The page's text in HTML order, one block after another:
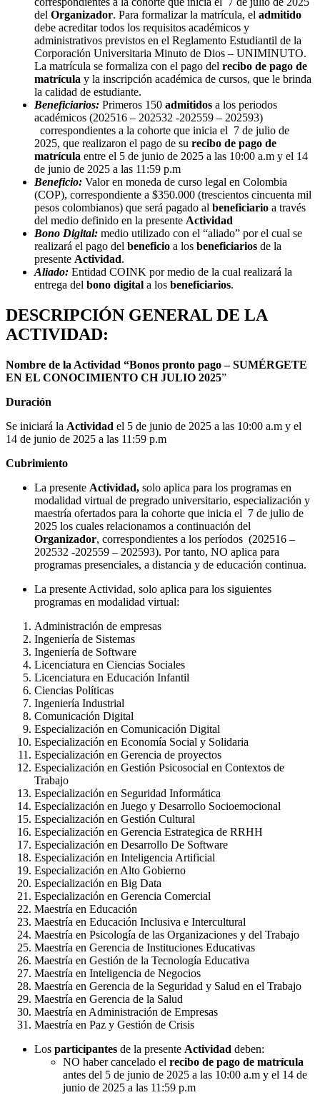
del Organizador. Para formalizar la matrícula, el admitido
debe acreditar todos los requisitos académicos y
administrativos previstos en el Reglamento Estudiantil de la
Corporación Universitaria Minuto de Dios – UNIMINUTO.
La matrícula se formaliza con el pago del recibo de pago de
matrícula y la inscripción académica de cursos, que le brinda
la calidad de estudiante.
Beneficiarios: Primeros 150 admitidos a los periodos
académicos (202516 – 202532 -202559 – 202593)
correspondientes a la cohorte que inicia el 7 de julio de
2025, que realizaron el pago de su recibo de pago de
matrícula entre el 5 de junio de 2025 a las 10:00 a.m y el 14
de junio de 2025 a las 11:59 p.m
Beneficio: Valor en moneda de curso legal en Colombia
(COP), correspondiente a $350.000 (trescientos cincuenta mil
pesos colombianos) que será pagado al beneficiario a través
del medio definido en la presente Actividad
Bono Digital: medio utilizado con el “aliado” por el cual se
realizará el pago del beneficio a los beneficiarios de la
presente Actividad.
Aliado: Entidad COINK por medio de la cual realizará la
entrega del bono digital a los beneficiarios.
DESCRIPCIÓN GENERAL DE LA
ACTIVIDAD:
Nombre de la Actividad “Bonos pronto pago –SUMÉRGETE
EN EL CONOCIMIENTO CH JULIO 2025”
Duración
Se iniciará la Actividad el 5 de junio de 2025 a las 10:00 a.m y el
14 de junio de 2025 a las 11:59 p.m
Cubrimiento
La presente Actividad, solo aplica para los programas en
modalidad virtual de pregrado universitario, especialización y
maestría ofertados para la cohorte que inicia el 7 de julio de
2025 los cuales relacionamos a continuación del
Organizador, correspondientes a los períodos (202516 –
202532 -202559 – 202593). Por tanto, NO aplica para
programas presenciales, a distancia y de educación continua.
La presente Actividad, solo aplica para los siguientes
programas en modalidad virtual:
Administración de empresas
Ingeniería de Sistemas
Ingeniería de Software
Licenciatura en Ciencias Sociales
Licenciatura en Educación Infantil
Ciencias Políticas
Ingeniería Industrial
Comunicación Digital
Especialización en Comunicación Digital
Especialización en Economía Social y Solidaria
Especialización en Gerencia de proyectos
Especialización en Gestión Psicosocial en Contextos de
Trabajo
Especialización en Seguridad Informática
Especialización en Juego y Desarrollo Socioemocional
Especialización en Gestión Cultural
Especialización en Gerencia Estrategica de RRHH
Especialización en Desarrollo De Software
Especialización en Inteligencia Artificial
Especialización en Alto Gobierno
Especialización en Big Data
Especialización en Gerencia Comercial
Maestría en Educación
Maestría en Educación Inclusiva e Intercultural
Maestría en Psicología de las Organizaciones y del Trabajo
Maestría en Gerencia de Instituciones Educativas
Maestría en Gestión de la Tecnología Educativa
Maestría en Inteligencia de Negocios
Maestría en Gerencia de la Seguridad y Salud en el Trabajo
Maestría en Gerencia de la Salud
Maestría en Administración de Empresas
Maestría en Paz y Gestión de Crisis
Los participantes de la presente Actividad deben:
NO haber cancelado el recibo de pago de matrícula
antes del 5 de junio de 2025 a las 10:00 a.m y el 14 de
junio de 2025 a las 11:59 p.m